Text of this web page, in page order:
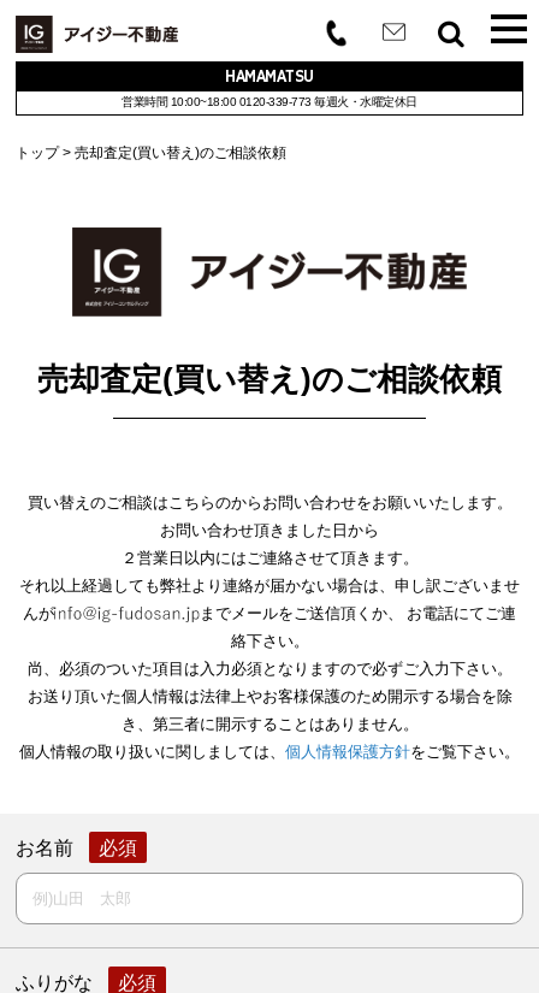
HAMAMATSU
営業時間 10:00~18:00 0120-339-773 毎週火・水曜定休日
トップ 売却査定(買い替え)のご相談依頼
売却査定(買い替え)のご相談依頼
買い替えのご相談はこちらのからお問い合わせをお願いいたします。
お問い合わせ頂きました日から
２営業日以内にはご連絡させて頂きます。
それ以上経過しても弊社より連絡が届かない場合は、申し訳ございませ
んが
までメールをご送信頂くか、
お電話にてご連
絡下さい。
尚、必須のついた項目は入力必須となりますので必ずご入力下さい。
お送り頂いた個人情報は法律上やお客様保護のため開示する場合を除
き、第三者に開示することはありません。
個人情報の取り扱いに関しましては、 個人情報保護方針をご覧下さい。
お名前
ふりがな